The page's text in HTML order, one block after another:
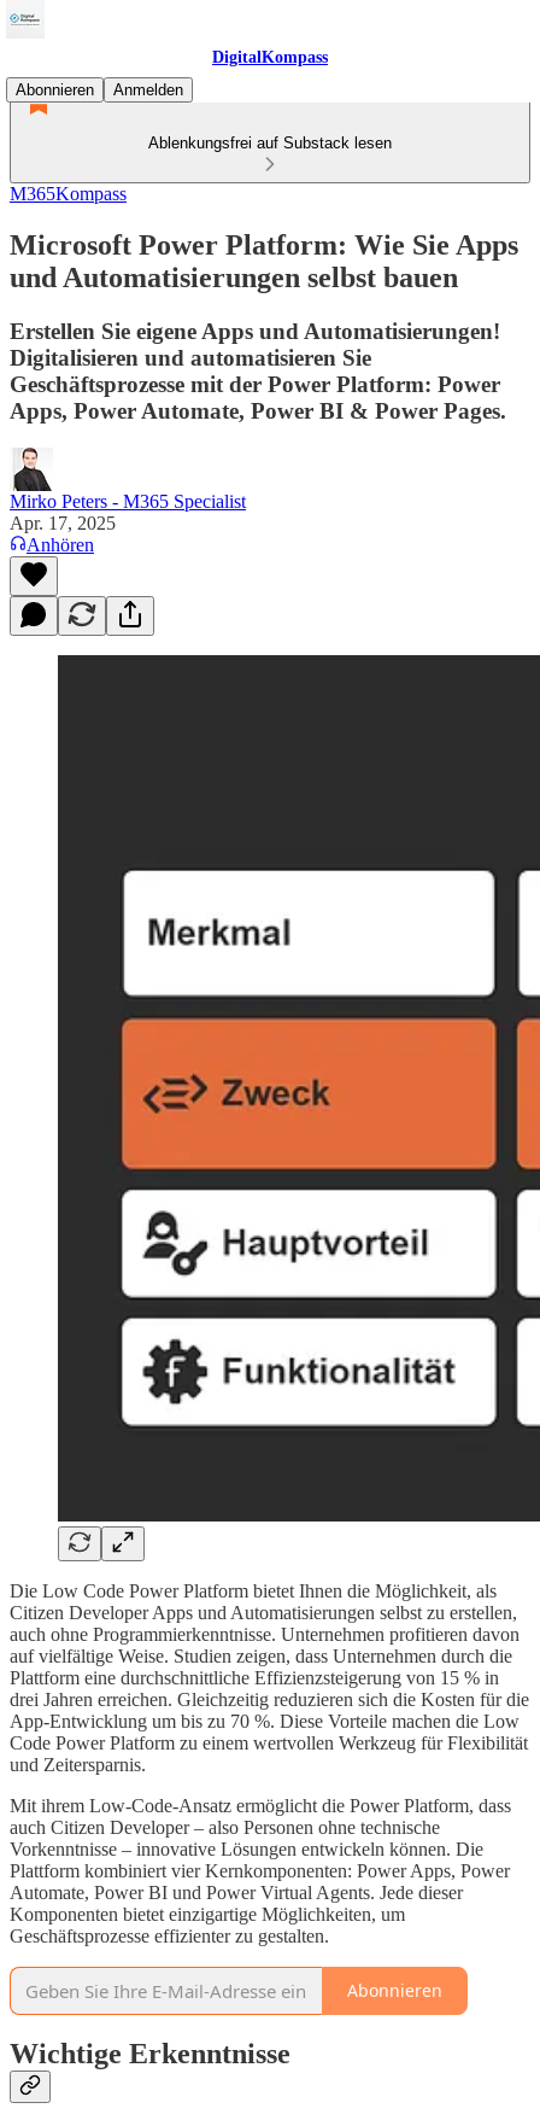
DigitalKompass
Abonnieren
Anmelden
Ablenkungsfrei auf Substack lesen
M365Kompass
Microsoft Power Platform: Wie Sie Apps
und Automatisierungen selbst bauen
Erstellen Sie eigene Apps und Automatisierungen!
Digitalisieren und automatisieren Sie
Geschäftsprozesse mit der Power Platform: Power
Apps, Power Automate, Power BI & Power Pages.
Mirko Peters - M365 Specialist
Apr. 17, 2025
Anhören
Die Low Code Power Platform bietet Ihnen die Möglichkeit, als
Citizen Developer Apps und Automatisierungen selbst zu erstellen,
auch ohne Programmierkenntnisse. Unternehmen profitieren davon
auf vielfältige Weise. Studien zeigen, dass Unternehmen durch die
Plattform eine durchschnittliche Effizienzsteigerung von 15 % in
drei Jahren erreichen. Gleichzeitig reduzieren sich die Kosten für die
App-Entwicklung um bis zu 70 %. Diese Vorteile machen die Low
Code Power Platform zu einem wertvollen Werkzeug für Flexibilität
und Zeitersparnis.
Mit ihrem Low-Code-Ansatz ermöglicht die Power Platform, dass
auch Citizen Developer – also Personen ohne technische
Vorkenntnisse – innovative Lösungen entwickeln können. Die
Plattform kombiniert vier Kernkomponenten: Power Apps, Power
Automate, Power BI und Power Virtual Agents. Jede dieser
Komponenten bietet einzigartige Möglichkeiten, um
Geschäftsprozesse effizienter zu gestalten.
Abonnieren
Wichtige Erkenntnisse